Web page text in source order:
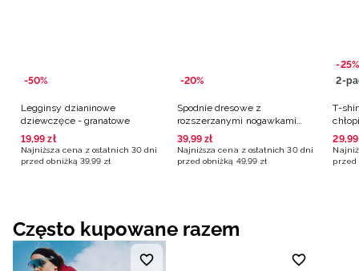
-50%
Legginsy dzianinowe
dziewczęce - granatowe
19,99 zł
Najniższa cena z ostatnich 30 dni
przed obniżką 39,99 zł
-20%
Spodnie dresowe z
rozszerzanymi nogawkami
dziewczęce - granatowe
39,99 zł
Najniższa cena z ostatnich 30 dni
przed obniżką 49,99 zł
-25%
2-
T-
29,99
przed
Często kupowane razem